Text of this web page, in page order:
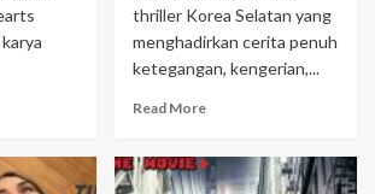
thriller Korea Selatan yang
menghadirkan cerita penuh
ketegangan, kengerian,...
Read More